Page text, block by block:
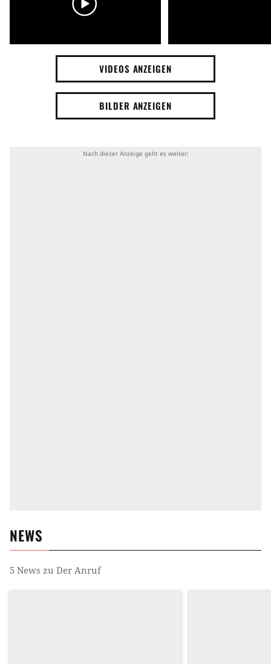
VIDEOS ANZEIGEN
BILDER ANZEIGEN
NEWS
5 News zu Der Anruf